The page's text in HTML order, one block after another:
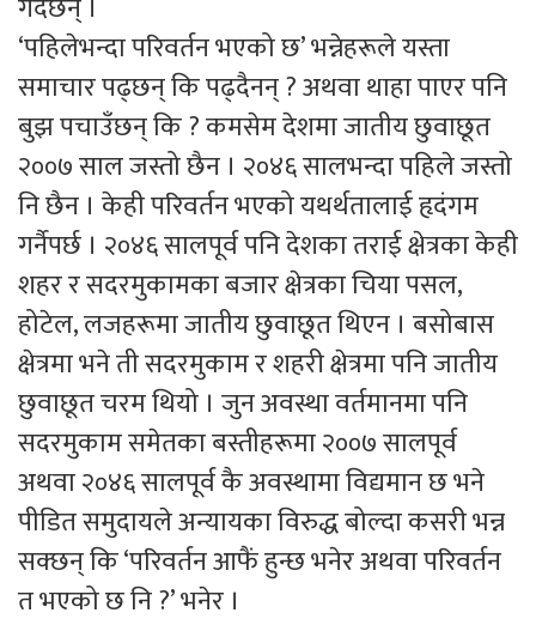
‘पहिलेभन्दा परिवर्तन भएको छ’ भन्नेहरूले यस्ता
समाचार पढ्छन् कि पढ्दैनन् ? अथवा थाहा पाएर पनि
बुझ पचाउँछन् कि ? कमसेम देशमा जातीय छुवाछूत
२००७ साल जस्तो छैन । २०४६ सालभन्दा पहिले जस्तो
नि छैन । केही परिवर्तन भएको यथर्थतालाई हृदंगम
गर्नैपर्छ । २०४६ सालपूर्व पनि देशका तराई क्षेत्रका केही
शहर र सदरमुकामका बजार क्षेत्रका चिया पसल,
होटेल, लजहरूमा जातीय छुवाछूत थिएन । बसोबास
क्षेत्रमा भने ती सदरमुकाम र शहरी क्षेत्रमा पनि जातीय
छुवाछूत चरम थियो । जुन अवस्था वर्तमानमा पनि
सदरमुकाम समेतका बस्तीहरूमा २००७ सालपूर्व
अथवा २०४६ सालपूर्व कै अवस्थामा विद्यमान छ भने
पीडित समुदायले अन्यायका विरुद्ध बोल्दा कसरी भन्न
सक्छन् कि ‘परिवर्तन आफैं हुन्छ भनेर अथवा परिवर्तन
त भएको छ नि ?’ भनेर ।